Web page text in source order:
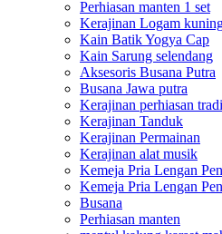
Perhiasan manten 1 set
Kerajinan Logam
Kain Batik Yogya Cap
Kain Sarung selendang
Aksesoris Busana Putra
Busana Jawa putra
Kerajinan perhiasan
Kerajinan Tanduk
Kerajinan Permainan
Kerajinan alat musik
Kemeja Pria Lengan
Kemeja Pria Lengan
Busana
Perhiasan manten